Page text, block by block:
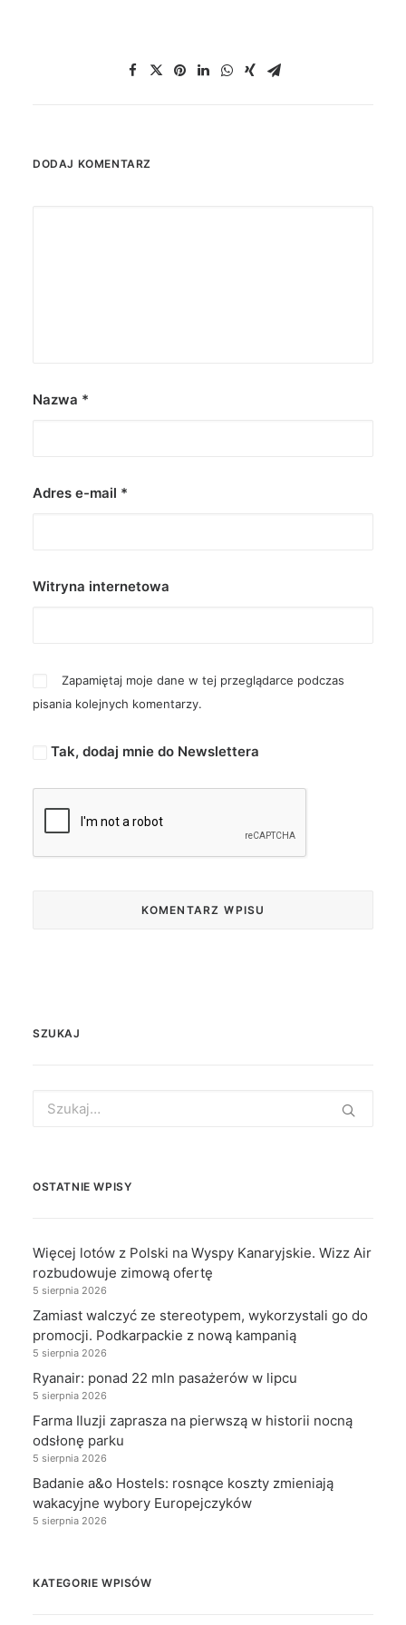
DODAJ KOMENTARZ
Nazwa *
Adres e-mail *
Witryna internetowa
Zapamiętaj moje dane w tej przeglądarce podczas
pisania kolejnych komentarzy.
Tak, dodaj mnie do Newslettera
SZUKAJ
for:
OSTATNIE WPISY
Więcej lotów z Polski na Wyspy Kanaryjskie. Wizz Air
rozbudowuje zimową ofertę
5 sierpnia 2026
Zamiast walczyć ze stereotypem, wykorzystali go do
promocji. Podkarpackie z nową kampanią
5 sierpnia 2026
Ryanair: ponad 22 mln pasażerów w lipcu
5 sierpnia 2026
Farma Iluzji zaprasza na pierwszą w historii nocną
odsłonę parku
5 sierpnia 2026
Badanie a&o Hostels: rosnące koszty zmieniają
wakacyjne wybory Europejczyków
5 sierpnia 2026
KATEGORIE WPISÓW